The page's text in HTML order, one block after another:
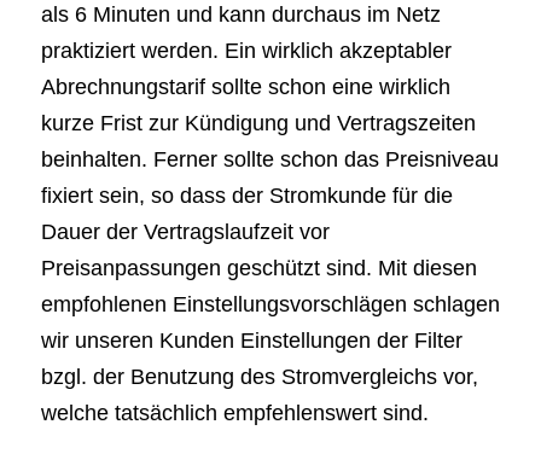
als 6 Minuten und kann durchaus im Netz
praktiziert werden. Ein wirklich akzeptabler
Abrechnungstarif sollte schon eine wirklich
kurze Frist zur Kündigung und Vertragszeiten
beinhalten. Ferner sollte schon das Preisniveau
fixiert sein, so dass der Stromkunde für die
Dauer der Vertragslaufzeit vor
Preisanpassungen geschützt sind. Mit diesen
empfohlenen Einstellungsvorschlägen schlagen
wir unseren Kunden Einstellungen der Filter
bzgl. der Benutzung des Stromvergleichs vor,
welche tatsächlich empfehlenswert sind.